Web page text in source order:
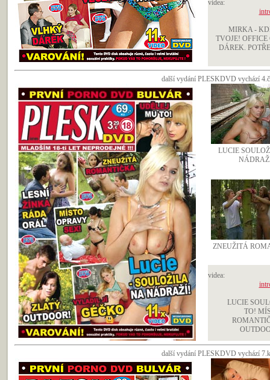
videa:
MIRKA -
TVOJE!
DÁREK.
další vydání PLESKDVD vychází
LUCIE
ZNEUŽITÁ
videa:
LUCIE
TO!
další vydání PLESKDVD vychází